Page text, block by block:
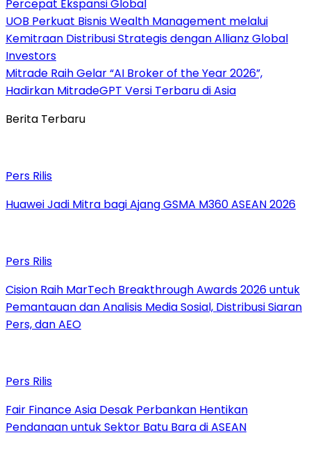
Percepat Ekspansi Global
UOB Perkuat Bisnis Wealth Management melalui
Kemitraan Distribusi Strategis dengan Allianz Global
Investors
Mitrade Raih Gelar “AI Broker of the Year 2026”,
Hadirkan MitradeGPT Versi Terbaru di Asia
Berita Terbaru
Pers Rilis
Huawei Jadi Mitra bagi Ajang GSMA M360 ASEAN 2026
Pers Rilis
Cision Raih MarTech Breakthrough Awards 2026 untuk
Pemantauan dan Analisis Media Sosial, Distribusi Siaran
Pers, dan AEO
Pers Rilis
Fair Finance Asia Desak Perbankan Hentikan
Pendanaan untuk Sektor Batu Bara di ASEAN